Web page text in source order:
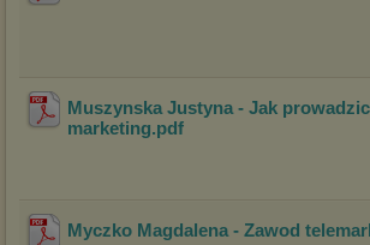
Muszynska Justyna - Jak
marketing.pdf
Myczko Magdalena - Zawod